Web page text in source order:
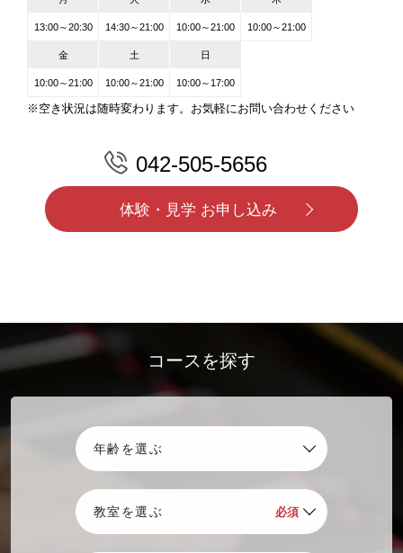
13:00～20:30 14:30～21:00 10:00～21:00 10:00～21:00
金 土 日
10:00～21:00 10:00～21:00 10:00～17:00
※空き状況は随時変わります。お気軽にお問い合わせください
042-505-5656
体験・見学 お申し込み
コースを探す